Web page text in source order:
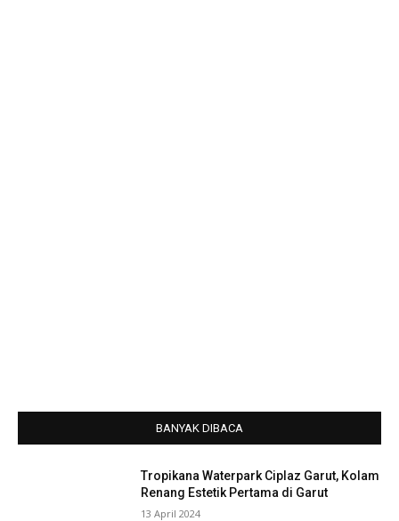
BANYAK DIBACA
Tropikana Waterpark Ciplaz Garut, Kolam
Renang Estetik Pertama di Garut
13 April 2024